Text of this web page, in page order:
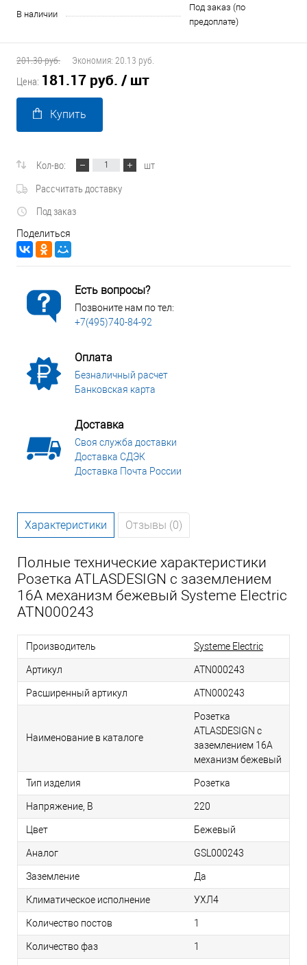
В наличии
Под заказ (по
предоплате)
201.30 руб. Экономия: 20.13 руб.
Цена: 181.17 руб. / шт
Купить
Кол-во:
шт
Рассчитать доставку
Под заказ
Поделиться
Есть вопросы?
Позвоните нам по тел:
+7(495)740-84-92
Оплата
Безналичный расчет
Банковская карта
Доставка
Своя служба доставки
Доставка СДЭК
Доставка Почта России
Характеристики Отзывы (0)
Полные технические характеристики
Розетка ATLASDESIGN с заземлением
16А механизм бежевый Systeme Electric
ATN000243
Производитель Systeme Electric
Артикул ATN000243
Расширенный артикул ATN000243
Наименование в каталоге
Розетка
ATLASDESIGN с
заземлением 16А
механизм бежевый
Тип изделия Розетка
Напряжение, В 220
Цвет Бежевый
Аналог GSL000243
Заземление Да
Климатическое исполнение УХЛ4
Количество постов 1
Количество фаз 1